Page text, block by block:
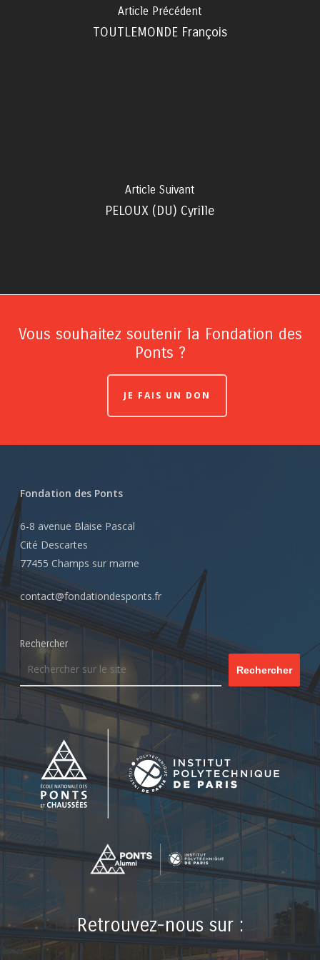
Article Précédent
TOUTLEMONDE François
Article Suivant
PELOUX (DU) Cyrille
Vous souhaitez soutenir la Fondation des
Ponts ?
JE FAIS UN DON
Fondation des Ponts
6-8 avenue Blaise Pascal
Cité Descartes
77455 Champs sur marne
contact@fondationdesponts.fr
Rechercher
Rechercher
Retrouvez-nous sur :